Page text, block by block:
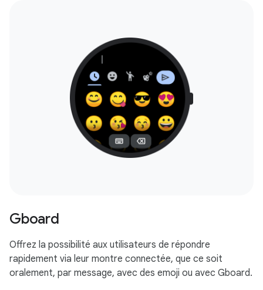
Gboard
Offrez la possibilité aux utilisateurs de répondre
rapidement via leur montre connectée, que ce soit
oralement, par message, avec des emoji ou avec Gboard.